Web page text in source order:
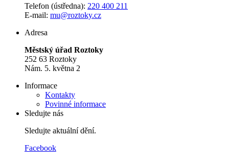
Telefon (ústředna): 220 400 211
E-mail: mu@roztoky.cz
Adresa
Městský úřad Roztoky
252 63 Roztoky
Nám. 5. května 2
Informace
Kontakty
Povinné informace
Sledujte nás
Sledujte aktuální dění.
Facebook